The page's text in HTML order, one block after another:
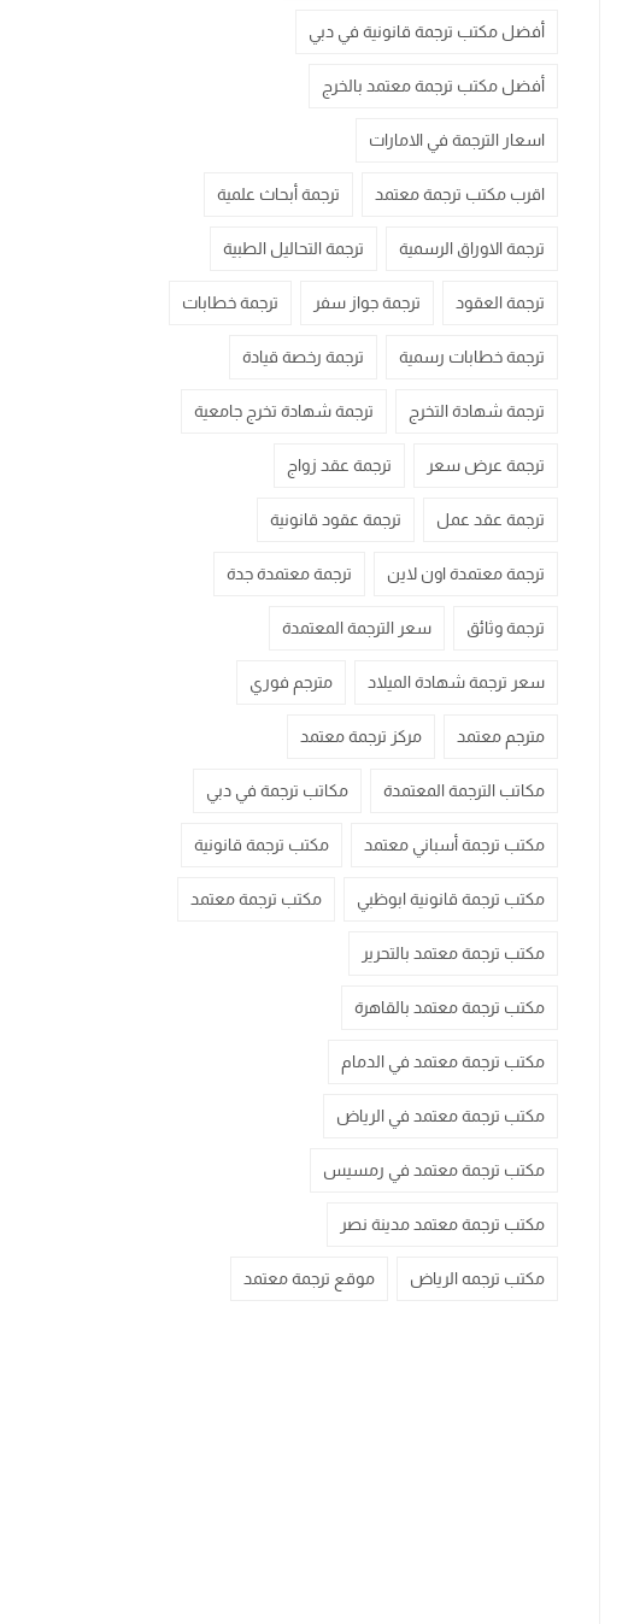
أفضل مكتب ترجمة قانونية في دبي
أفضل مكتب ترجمة معتمد بالخرج
اسعار الترجمة في الامارات
اقرب مكتب ترجمة معتمد ترجمة أبحاث علمية
ترجمة الاوراق الرسمية ترجمة التحاليل الطبية
ترجمة العقود ترجمة جواز سفر ترجمة خطابات
ترجمة خطابات رسمية ترجمة رخصة قيادة
ترجمة شهادة التخرج ترجمة شهادة تخرج جامعية
ترجمة عرض سعر ترجمة عقد زواج
ترجمة عقد عمل ترجمة عقود قانونية
ترجمة معتمدة اون لاين ترجمة معتمدة جدة
ترجمة وثائق سعر الترجمة المعتمدة
سعر ترجمة شهادة الميلاد مترجم فوري
مترجم معتمد مركز ترجمة معتمد
مكاتب الترجمة المعتمدة مكاتب ترجمة في دبي
مكتب ترجمة أسباني معتمد مكتب ترجمة قانونية
مكتب ترجمة قانونية ابوظبي مكتب ترجمة معتمد
مكتب ترجمة معتمد بالتحرير
مكتب ترجمة معتمد بالقاهرة
مكتب ترجمة معتمد في الدمام
مكتب ترجمة معتمد في الرياض
مكتب ترجمة معتمد في رمسيس
مكتب ترجمة معتمد مدينة نصر
مكتب ترجمه الرياض موقع ترجمة معتمد